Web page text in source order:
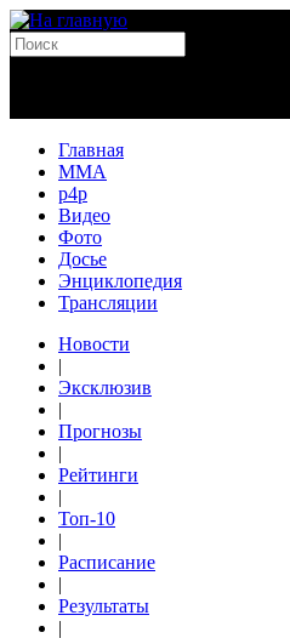
Главная
MMA
p4p
Видео
Фото
Досье
Энциклопедия
Трансляции
Новости
|
Эксклюзив
|
Прогнозы
|
Рейтинги
|
Топ-10
|
Расписание
|
Результаты
|